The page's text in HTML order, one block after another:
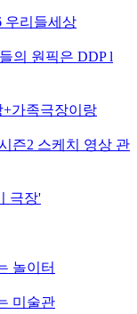
우리들세상
의 원픽은 DDP l
가족극장이랑
즌2 스케치 영상 관
극장'
놀이터
미술관